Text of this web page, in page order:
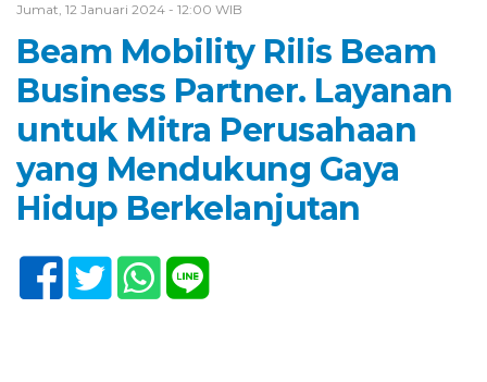
Jumat, 12 Januari 2024 - 12:00 WIB
Beam Mobility Rilis Beam
Business Partner. Layanan
untuk Mitra Perusahaan
yang Mendukung Gaya
Hidup Berkelanjutan